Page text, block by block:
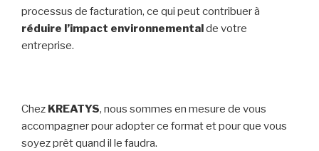
processus de facturation, ce qui peut contribuer à
réduire l’impact environnementalde votre
entreprise.
Chez KREATYS, nous sommes en mesure de vous
accompagner pour adopter ce format et pour que vous
soyez prêt quand il le faudra.